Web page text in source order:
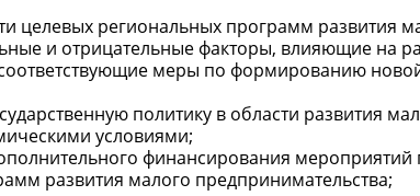
целевых региональных программ развития
и отрицательные факторы, влияющие на
меры по формированию
политику в области развития
условиями;
финансирования
развития малого предпринимательства;